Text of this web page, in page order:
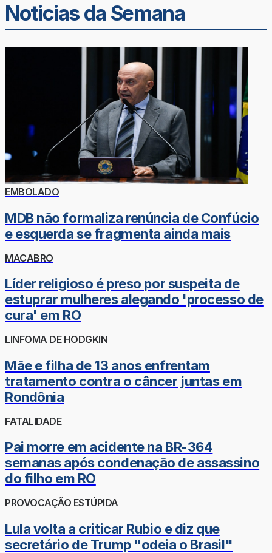
Noticias da Semana
EMBOLADO
MDB não formaliza renúncia de Confúcio
e esquerda se fragmenta ainda mais
MACABRO
Líder religioso é preso por suspeita de
estuprar mulheres alegando 'processo de
cura' em RO
LINFOMA DE HODGKIN
Mãe e filha de 13 anos enfrentam
tratamento contra o câncer juntas em
Rondônia
FATALIDADE
Pai morre em acidente na BR-364
semanas após condenação de assassino
do filho em RO
PROVOCAÇÃO ESTÚPIDA
Lula volta a criticar Rubio e diz que
secretário de Trump "odeia o Brasil"